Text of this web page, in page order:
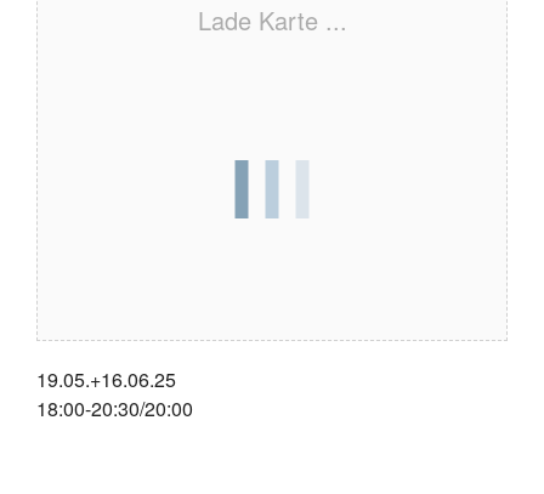
Lade Karte ...
19.05.+16.06.25
18:00-20:30/20:00